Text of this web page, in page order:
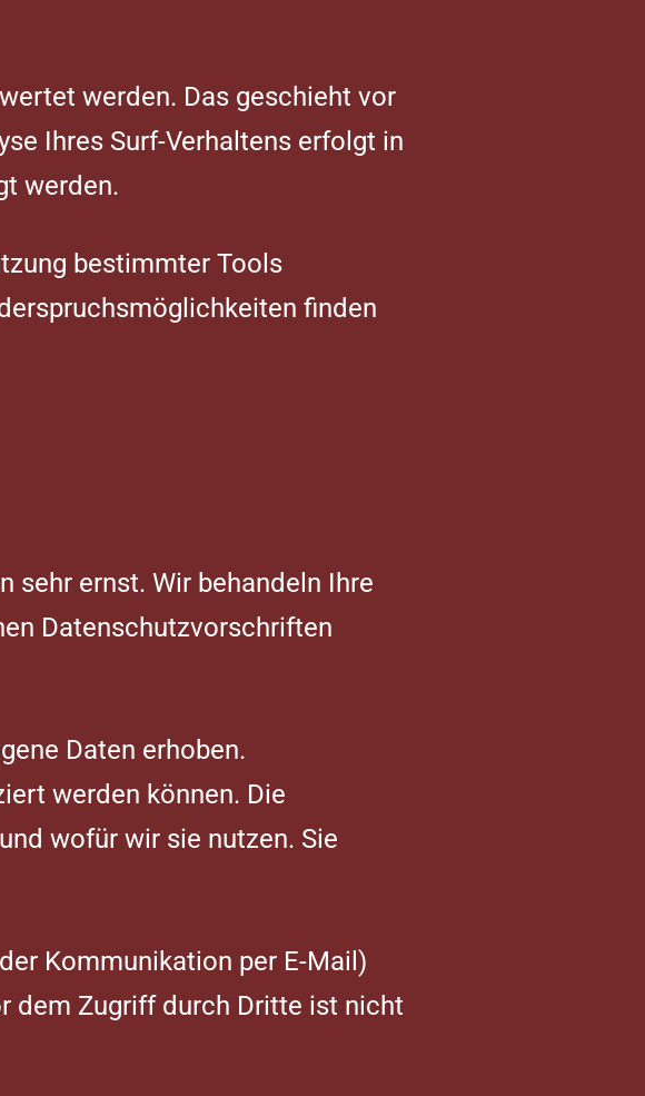
werden. Das geschieht vor
Ihres Surf-Verhaltens erfolgt in
werden.
bestimmter Tools
finden
sehr ernst. Wir behandeln Ihre
Datenschutzvorschriften
Daten erhoben.
werden können. Die
wofür wir sie nutzen. Sie
Kommunikation per E-Mail)
dem Zugriff durch Dritte ist nicht